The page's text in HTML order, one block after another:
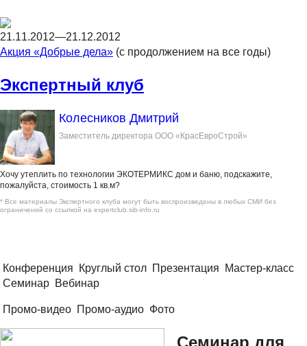
21.11.2012—21.12.2012
Акция «Добрые дела» (с продолжением на все годы)
Экспертный клуб
Колесников Дмитрий
Заместитель директора ООО «КрасЕвроСтрой»
Хочу утеплить по технологии ЭКОТЕРМИКС дом и баню, подскажите,
пожалуйста, стоимость 1 кв.м?
* Все материалы Экспертного клуба могут быть воспроизведены в любых СМИ без
ограничений со ссылкой на expertclub.sib-info.ru
Конференция Круглый стол Презентация
Мастер-класс
Семинар Вебинар
Промо-видео Промо-аудио Фото
Семинар для